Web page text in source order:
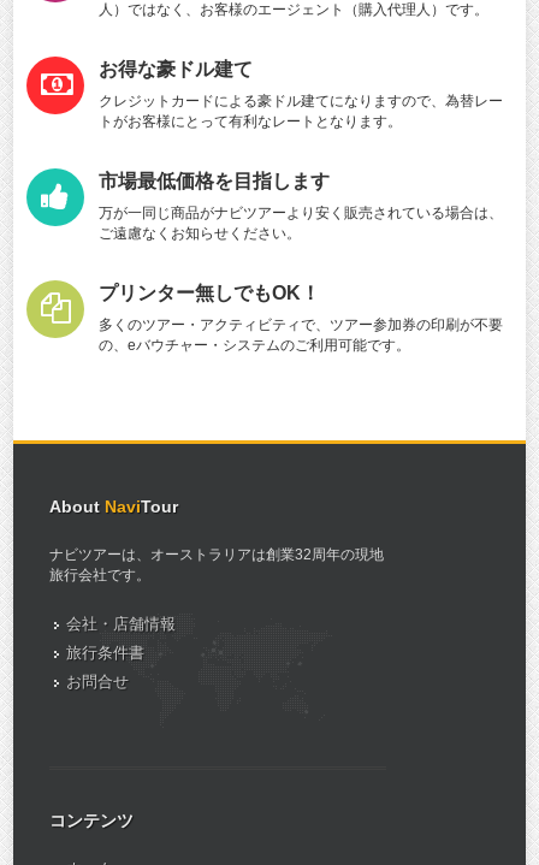
人）ではなく、お客様のエージェント（購入代理人）です。
お得な豪ドル建て
クレジットカードによる豪ドル建てになりますので、為替レー
トがお客様にとって有利なレートとなります。
市場最低価格を目指します
万が一同じ商品がナビツアーより安く販売されている場合は、
ご遠慮なくお知らせください。
プリンター無しでもOK！
多くのツアー・アクティビティで、ツアー参加券の印刷が不要
の、eバウチャー・システムのご利用可能です。
About NaviTour
ナビツアーは、オーストラリアは創業32周年の現地
旅行会社です。
会社・店舗情報
旅行条件書
お問合せ
コンテンツ